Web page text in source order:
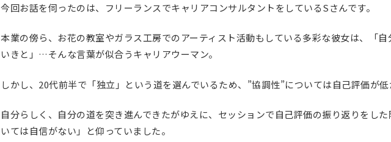
今回お話を伺ったのは、フリーランスでキャリアコンサルタントをしているSさんです。
本業の傍ら、お花の教室やガラス工房でのアーティスト活動もしている多彩な彼女は、「自
いきと」…そんな言葉が似合うキャリアウーマン。
しかし、20代前半で「独立」という道を選んでいるため、”協調性”については自己評価が低
自分らしく、自分の道を突き進んできたがゆえに、セッションで自己評価の振り返りをし
いては自信がない」と仰っていました。